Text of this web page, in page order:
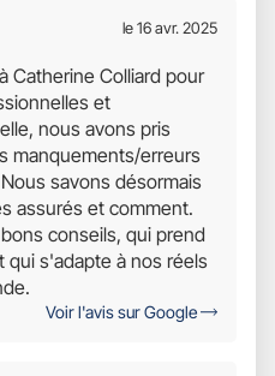
le 16 avr. 2025
Catherine Colliard pour
et
nous avons pris
manquements/erreurs
savons désormais
assurés et comment.
conseils, qui prend
s'adapte à nos réels
Voir l'avis sur Google